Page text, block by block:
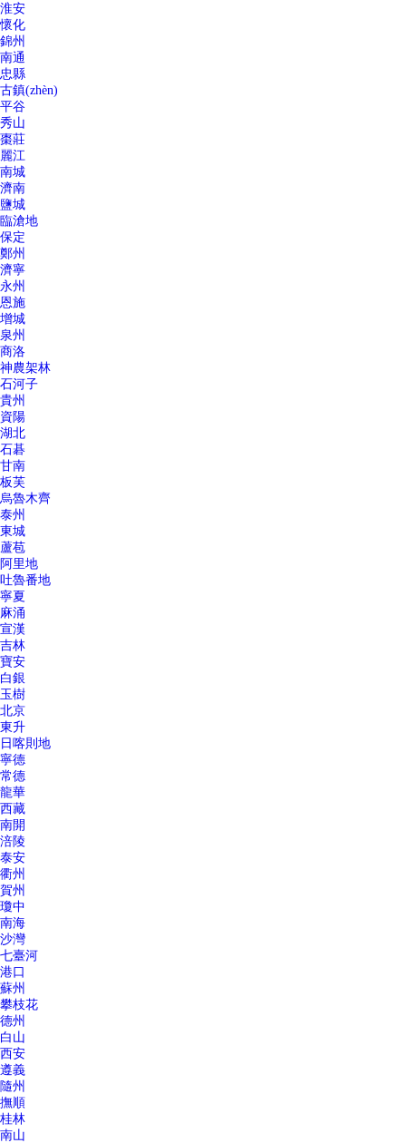
淮安
懷化
錦州
南通
忠縣
古鎮(zhèn)
平谷
秀山
棗莊
麗江
南城
濟南
鹽城
臨滄地
保定
鄭州
濟寧
永州
恩施
增城
泉州
商洛
神農架林
石河子
貴州
資陽
湖北
石碁
甘南
板芙
烏魯木齊
泰州
東城
蘆苞
阿里地
吐魯番地
寧夏
麻涌
宣漢
吉林
寶安
白銀
玉樹
北京
東升
日喀則地
寧德
常德
龍華
西藏
南開
涪陵
泰安
衢州
賀州
瓊中
南海
沙灣
七臺河
港口
蘇州
攀枝花
德州
白山
西安
遵義
隨州
撫順
桂林
南山